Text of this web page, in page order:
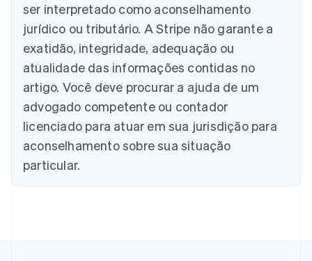
ser interpretado como aconselhamento
jurídico ou tributário. A Stripe não garante a
exatidão, integridade, adequação ou
atualidade das informações contidas no
artigo. Você deve procurar a ajuda de um
advogado competente ou contador
licenciado para atuar em sua jurisdição para
aconselhamento sobre sua situação
particular.
Áustria
DeutschEnglish
Bélgica
Nederlands FrançaisDeutschEnglish
Brasil
Português English
Bulgária
English
Canadá
China continental
简体中文English